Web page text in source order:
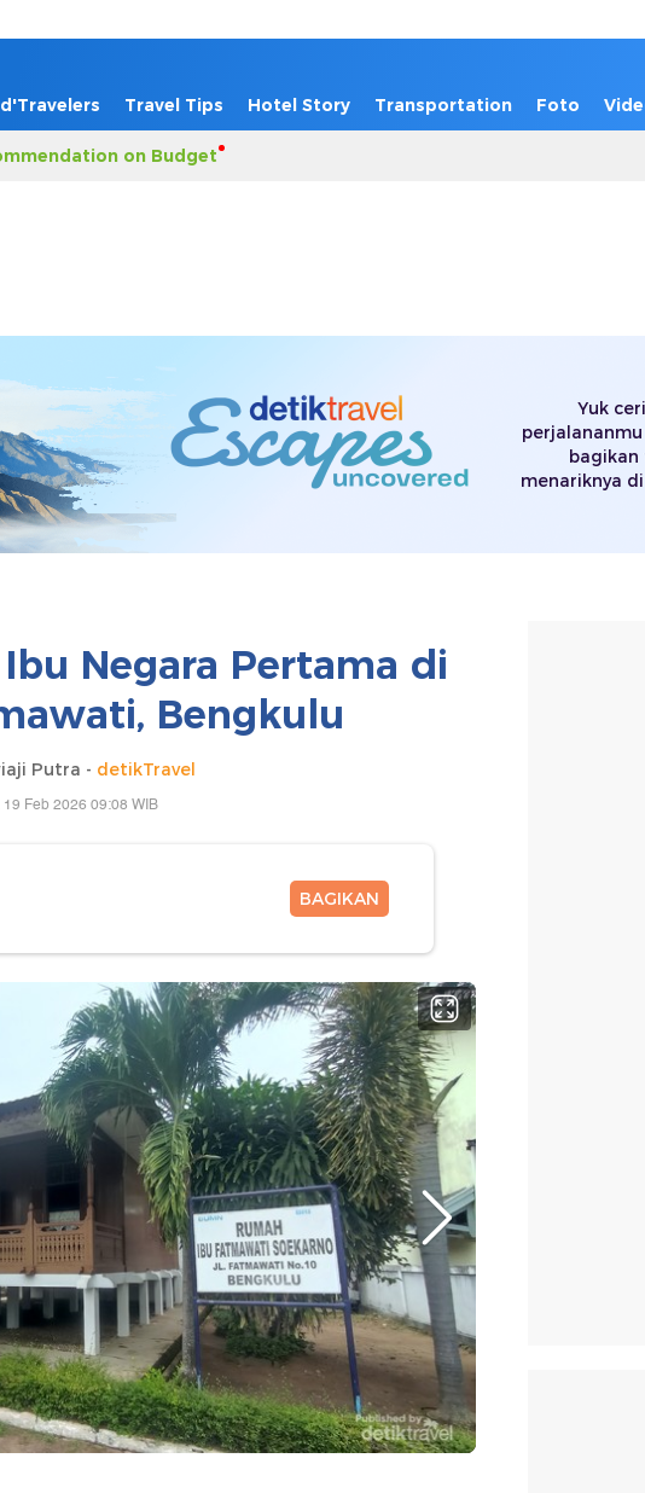
d'Travelers Travel Tips Hotel Story Transportation Foto
on Budget
Yuk
menariknya
Negara Pertama di
Bengkulu
Putra - detikTravel
19 Feb 2026 09:08 WIB
BAGIKAN